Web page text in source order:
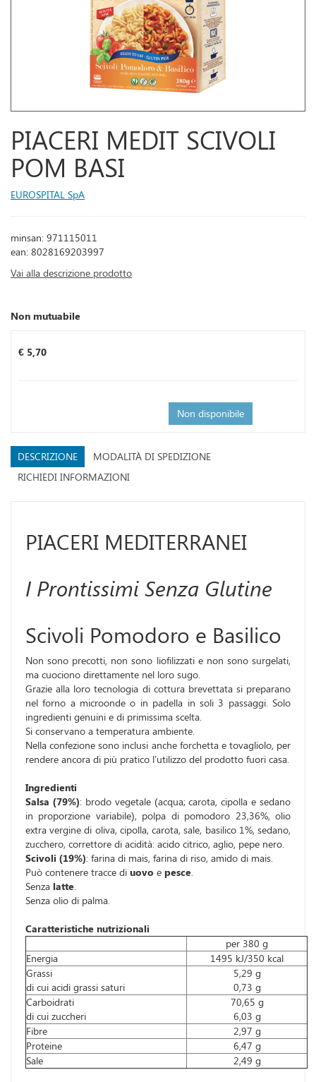
PIACERI MEDIT SCIVOLI
POM BASI
EUROSPITAL SpA
minsan: 971115011
ean: 8028169203997
Vai alla descrizione prodotto
Non mutuabile
Prezzo
€ 5,70
Non disponibile
DESCRIZIONE
MODALITÀ DI SPEDIZIONE
RICHIEDI INFORMAZIONI
PIACERI MEDITERRANEI
I Prontissimi Senza Glutine
Scivoli Pomodoro e Basilico
Non sono precotti, non sono liofilizzati e non sono surgelati,
ma cuociono direttamente nel loro sugo.
Grazie alla loro tecnologia di cottura brevettata si preparano
nel forno a microonde o in padella in soli 3 passaggi. Solo
ingredienti genuini e di primissima scelta.
Si conservano a temperatura ambiente.
Nella confezione sono inclusi anche forchetta e tovagliolo, per
rendere ancora di più pratico l’utilizzo del prodotto fuori casa.
Ingredienti
Salsa (79%): brodo vegetale (acqua; carota, cipolla e sedano
in proporzione variabile), polpa di pomodoro 23,36%, olio
extra vergine di oliva, cipolla, carota, sale, basilico 1%, sedano,
zucchero, correttore di acidità: acido citrico, aglio, pepe nero.
Scivoli (19%): farina di mais, farina di riso, amido di mais.
Può contenere tracce di uovo e pesce.
Senza latte.
Senza olio di palma.
Caratteristiche nutrizionali
per 380 g
Energia
1495 kJ/350 kcal
Grassi
di cui acidi grassi saturi
5,29 g
0,73 g
Carboidrati
di cui zuccheri
70,65 g
6,03 g
Fibre
2,97 g
Proteine
6,47 g
Sale
2,49 g